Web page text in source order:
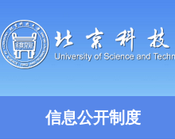
信息公开制度